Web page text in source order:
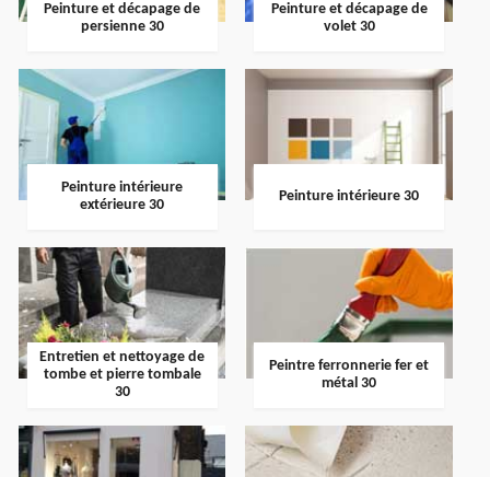
Peinture et décapage de
persienne 30
Peinture et décapage de
volet 30
Peinture intérieure
extérieure 30
Peinture intérieure 30
Entretien et nettoyage de
tombe et pierre tombale
30
Peintre ferronnerie fer et
métal 30